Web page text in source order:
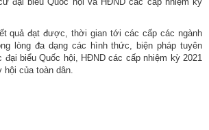
đạt được, thời gian tới các cấp các ngành
lòng đa dạng các hình thức, biện pháp tuyên
đại biểu Quốc hội, HĐND các cấp nhiệm kỳ 2021
của toàn dân.
QUYẾT Quy định nguyên tắc, tiêu chí, định
sách trung ương và tỷ lệ vốn đối ứng
thực hiện Chương trình mục tiêu
văn hóa giai đoạn 2025-2035 trên địa
định về giá đất)